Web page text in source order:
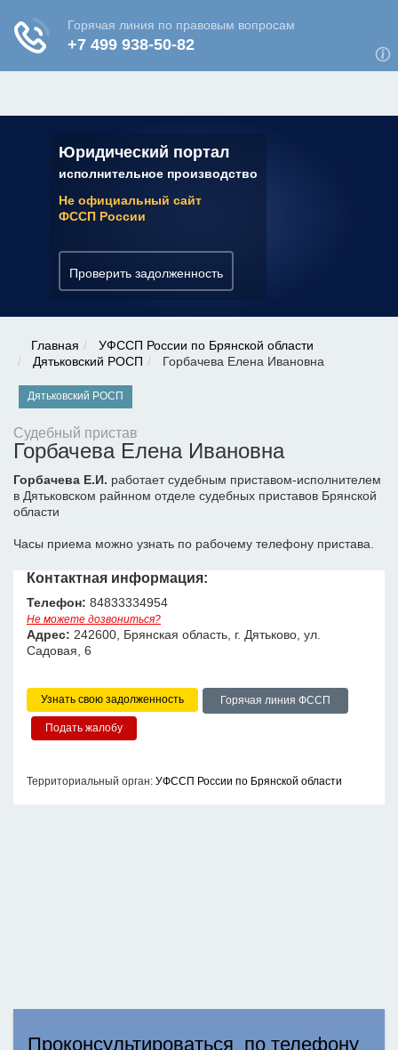
Юридический портал
исполнительное производство
Не официальный сайт
ФССП России
Проверить задолженность
✆ 7 (800) 350-22-64
Главная
УФССП России по Брянской области
Дятьковский РОСП
Горбачева Елена Ивановна
Дятьковский РОСП
Судебный пристав
Горбачева Елена Ивановна
Горбачева Е.И. работает судебным приставом-исполнителем
в Дятьковском райнном отделе судебных приставов Брянской
области
Часы приема можно узнать по рабочему телефону пристава.
Контактная информация:
Телефон: 84833334954
Не можете дозвониться?
Адрес: 242600, Брянская область, г. Дятьково, ул.
Садовая, 6
Узнать свою задолженность Горячая линия ФССП
Территориальный орган: УФССП России по Брянской области